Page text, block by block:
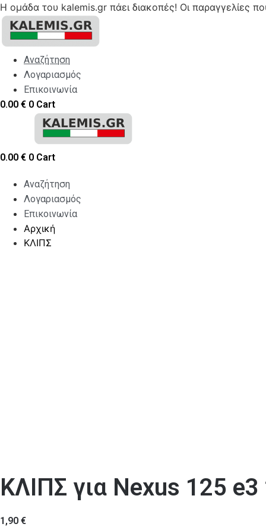
Η ομάδα του kalemis.gr πάει διακοπές! Οι παραγγελίες
Skip
content
Αναζήτηση
Λογαριασμός
Επικοινωνία
0.00 € 0 Cart
0.00 € 0 Cart
Αναζήτηση
Λογαριασμός
Επικοινωνία
Αρχική
ΚΛΙΠΣ
ΚΛΙΠΣ για Nexus 125
1,90 €